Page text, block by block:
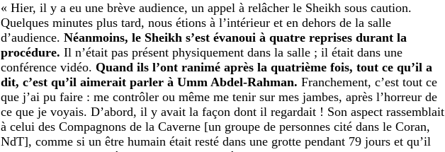
« Hier, il y a eu une brève audience, un appel à relâcher le Sheikh sous caution.
Quelques minutes plus tard, nous étions à l’intérieur et en dehors de la salle
d’audience. Néanmoins, le Sheikh s’est évanoui à quatre reprises durant la
procédure. Il n’était pas présent physiquement dans la salle ; il était dans une
conférence vidéo. Quand ils l’ont ranimé après la quatrième fois, tout ce qu’il a
dit, c’est qu’il aimerait parler à Umm Abdel-Rahman. Franchement, c’est tout ce
que j’ai pu faire : me contrôler ou même me tenir sur mes jambes, après l’horreur de
ce que je voyais. D’abord, il y avait la façon dont il regardait ! Son aspect rassemblait
à celui des Compagnons de la Caverne [un groupe de personnes cité dans le Coran,
NdT], comme si un être humain était resté dans une grotte pendant 79 jours et qu’il